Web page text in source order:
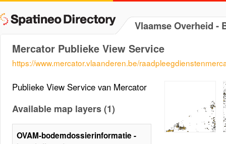
Vlaamse Overheid -
Mercator Publieke View Service
https://www.mercator.vlaanderen.be/
Publieke View Service van Mercator
Available map layers (1)
OVAM-bodemdossierinformatie -